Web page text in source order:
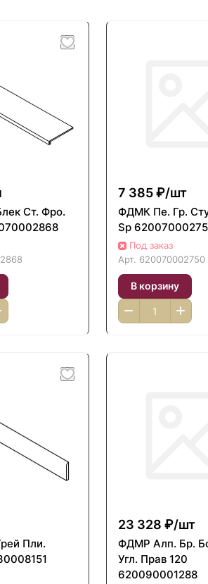
Ст. Фро.
7 385 ₽/шт
ФДМК Пе. Гр.
Sp
Под заказ
Арт. 620070002750
В корзину
Пли.
23 328 ₽/шт
ФДМP Алп. Бр.
Угл. Прав 120
620090001288